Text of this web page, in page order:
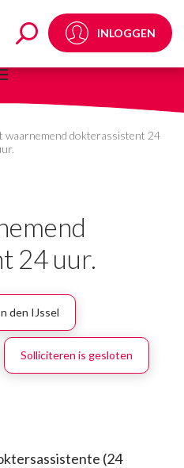
INLOGGEN
waarnemend dokterassistent 24
24 uur.
den IJssel
Solliciteren is gesloten
(24